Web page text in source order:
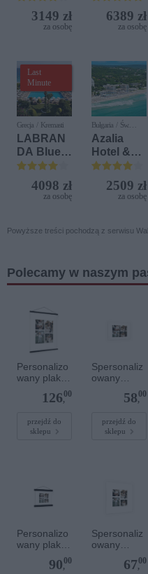
Iberostar
Bijela
3149 zł
za osobę
Golf
Resort by
6389 zł
za osobę
Last
Minute
Grecja / Kremasti
LABRAN
DA Blue
Bay
Resort
4098 zł
za osobę
Bułgaria / Św.
Konstantyn i Elena
Azalia
Hotel &
Spa
2509 zł
za osobę
Powyższe treści pochodzą z serwisu
Polecamy w naszym
Personalizo
wany plakat
lakierowany
magnetyczn
126,
00
przejdź do
sklepu
Spersonaliz
owany
plakat - 30 x
58,
00
przejdź do
sklepu
Personalizo
wany plakat
lakierowany
90,
00
Spersonaliz
owany
plakat - 40 x
67,
00